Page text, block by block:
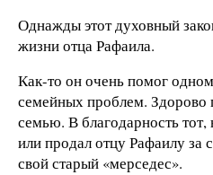
Однажды этот духовный
жизни отца Рафаила.
Как-то он очень помог
семейных проблем.
семью. В благодарность
или продал отцу Рафаилу
свой старый «мерседес».